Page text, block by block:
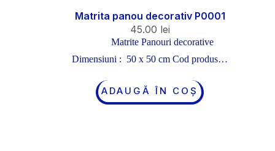
Matrita panou decorativ P0001
45.00 lei
Matrite Panouri decorative
Dimensiuni : 50 x 50 cm Cod produs…
ADAUGĂ ÎN COȘ